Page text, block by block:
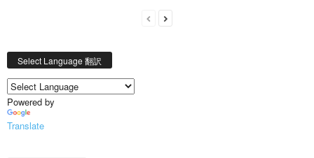
Select Language 翻訳
Powered by
Translate